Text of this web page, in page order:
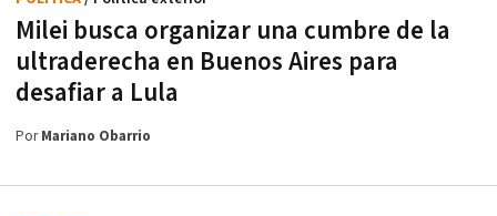
Milei busca organizar una cumbre de la
ultraderecha en Buenos Aires para
desafiar a Lula
PorMariano Obarrio